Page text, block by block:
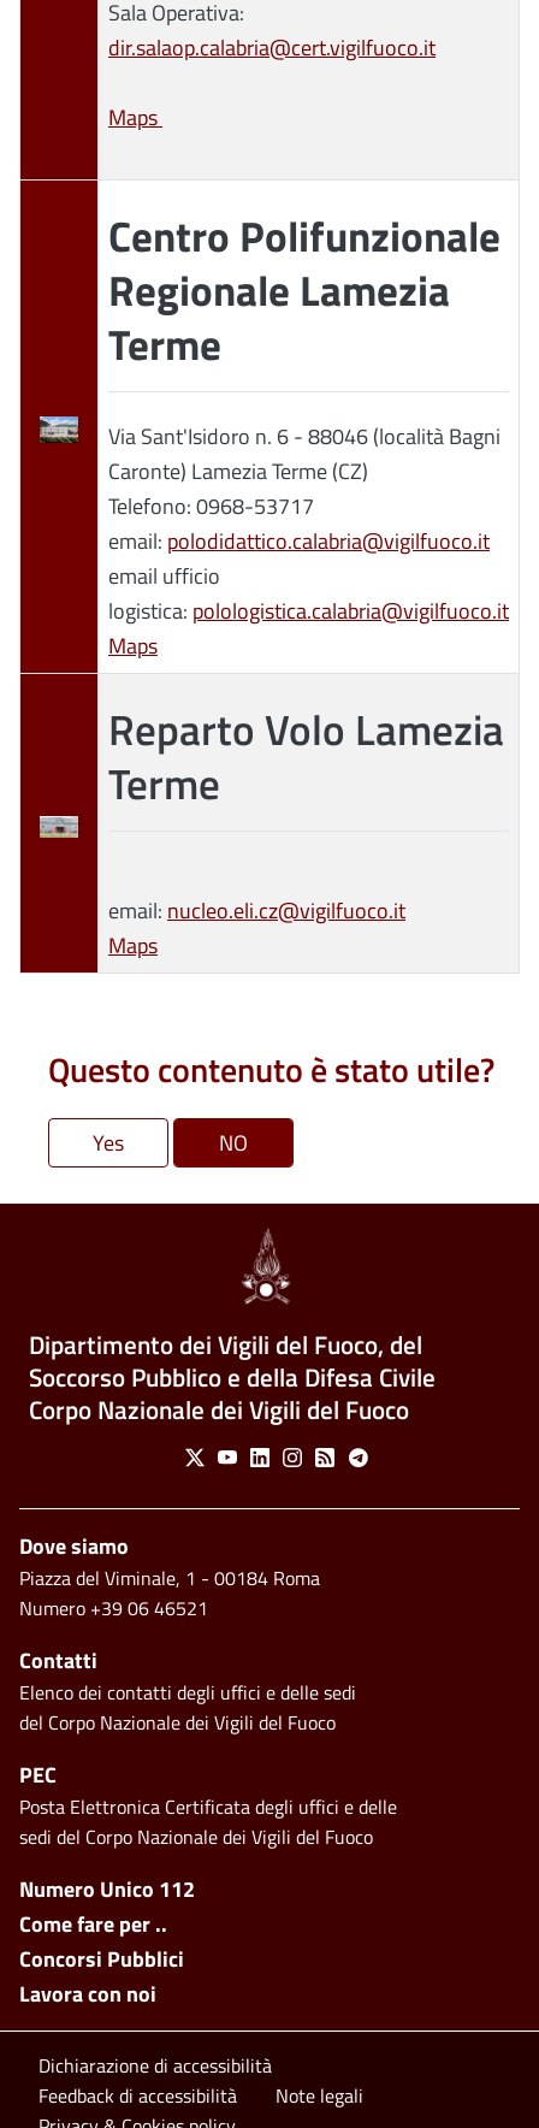
Sala Operativa:
dir.salaop.calabria@cert.vigilfuoco.it
Maps
Centro Polifunzionale
Regionale Lamezia
Terme
Via Sant'Isidoro n. 6 - 88046 (località Bagni
Caronte) Lamezia Terme (CZ)
Telefono: 0968-53717
email: polodidattico.calabria@vigilfuoco.it
email ufficio
logistica: polologistica.calabria@vigilfuoco.it
Maps
Reparto Volo Lamezia
Terme
email: nucleo.eli.cz@vigilfuoco.it
Maps
Questo contenuto è stato utile?
Dipartimento dei Vigili del Fuoco, del
Soccorso Pubblico e della Difesa Civile
Corpo Nazionale dei Vigili del Fuoco
Social Menu
X YoutubeLinkedinInstagram
Feed Telegram
Footer side menu
Numero Unico 112
Come fare per ..
Concorsi Pubblici
Lavora con noi
Piè di pagina
Dove siamo
Piazza del Viminale, 1 - 00184 Roma
Numero +39 06 46521
Contatti
Elenco dei contatti degli uffici e delle sedi
del Corpo Nazionale dei Vigili del Fuoco
PEC
Posta Elettronica Certificata degli uffici e delle
sedi del Corpo Nazionale dei Vigili del Fuoco
Footer bottom
Dichiarazione di accessibilità
Feedback di accessibilità
Note legali